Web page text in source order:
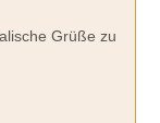
Grüße zu